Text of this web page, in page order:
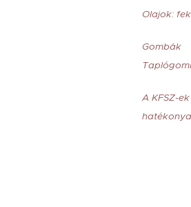
Olajok:
Gombák
A KFSZ-